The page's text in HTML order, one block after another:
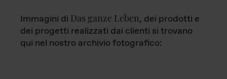
Immagini di Das ganze Leben, dei prodotti e
dei progetti realizzati dai clienti si trovano
qui nel nostro archivio fotografico: